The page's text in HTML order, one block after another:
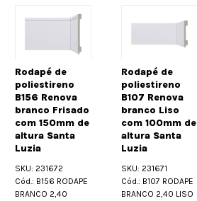
Rodapé de
poliestireno
B156 Renova
branco Frisado
com 150mm de
altura Santa
Luzia
SKU: 231672
Cód.: B156 RODAPE
BRANCO 2,40
Rodapé de
poliestireno
B107 Renova
branco Liso
com 100mm de
altura Santa
Luzia
SKU: 231671
Cód.: B107 RODAPE
BRANCO 2,40 LISO